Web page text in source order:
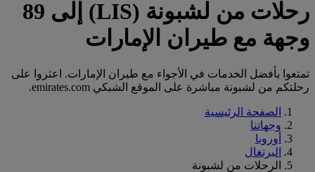
رحلات من لشبونة (LIS) إلى 89
وجهة مع طيران الإمارات
تمتعوا بأفضل الخدمات في الأجواء مع طيران الإمارات. اعثروا على
رحلتكم من لشبونة مباشرة على الموقع الشبكي emirates.com.
الصفحة الرئيسية
وجهاتنا
أوروبا
البرتغال
الرحلات من لشبونة